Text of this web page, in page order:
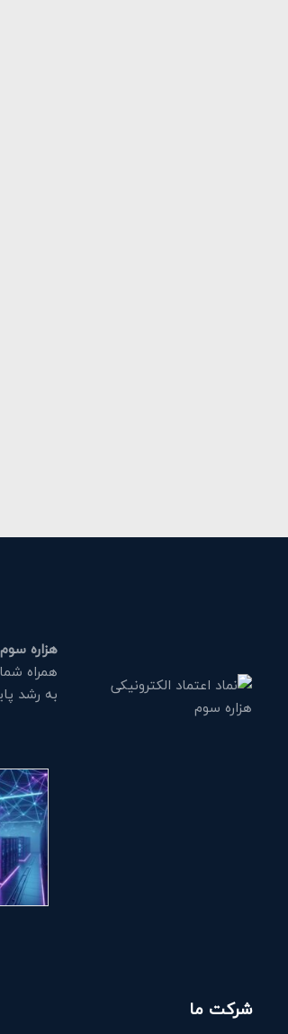
هزاره سوم
همراه
به رشد
شرکت ما